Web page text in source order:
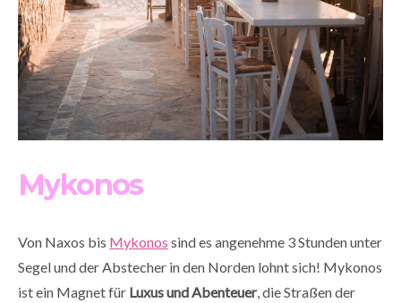
Mykonos
Von Naxos bis Mykonos sind es angenehme 3 Stunden unter
Segel und der Abstecher in den Norden lohnt sich! Mykonos
ist ein Magnet für Luxus und Abenteuer, die Straßen der